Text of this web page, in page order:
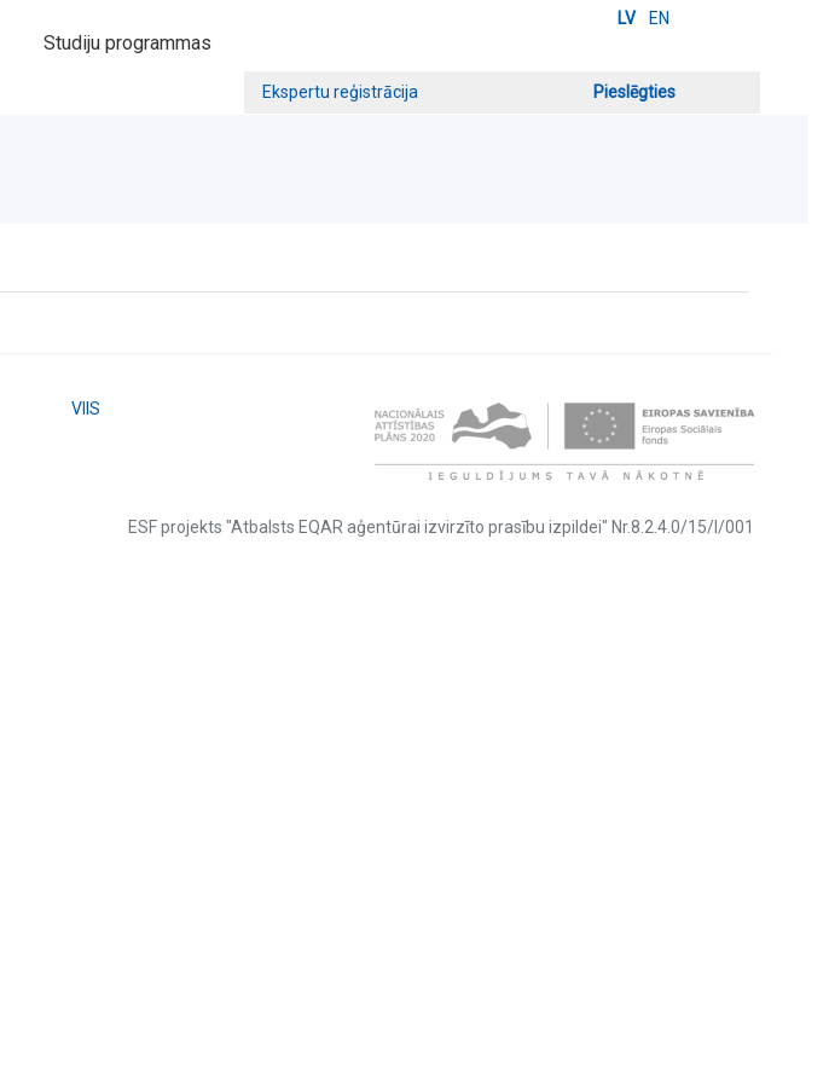
LV EN
Studiju programmas
Ekspertu reģistrācija Pieslēgties
VIIS
ESF projekts "Atbalsts EQAR aģentūrai izvirzīto prasību izpildei" Nr.8.2.4.0/15/I/001